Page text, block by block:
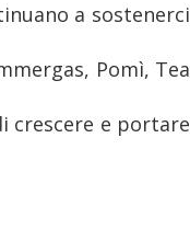
a sostenerci
Pomì, Tea
crescere e portare